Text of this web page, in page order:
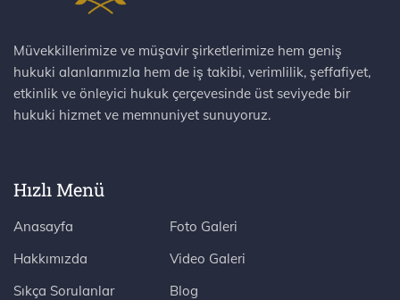
Müvekkillerimize ve müşavir şirketlerimize hem geniş
hukuki alanlarımızla hem de iş takibi, verimlilik, şeffafiyet,
etkinlik ve önleyici hukuk çerçevesinde üst seviyede bir
hukuki hizmet ve memnuniyet sunuyoruz.
Hızlı Menü
Anasayfa
Hakkımızda
Sıkça Sorulanlar
Foto Galeri
Video Galeri
Blog